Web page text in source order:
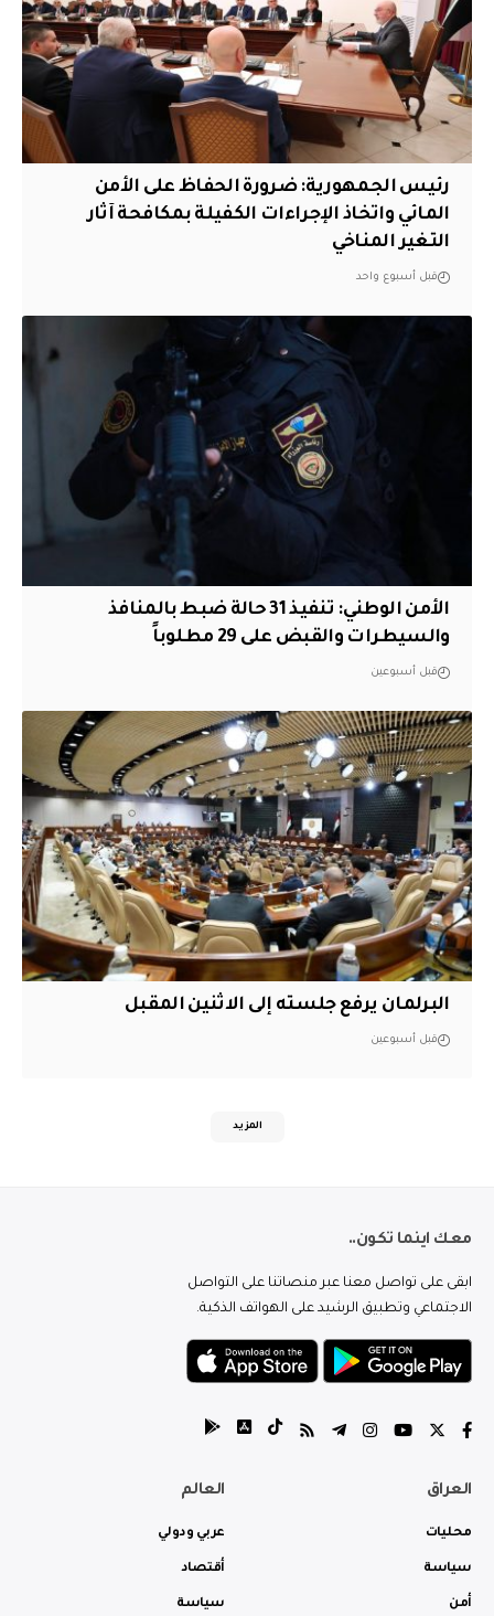
رئيس الجمهورية: ضرورة الحفاظ على الأمن
المائي واتخاذ الإجراءات الكفيلة بمكافحة آثار
التغير المناخي
قبل أسبوع واحد
الأمن الوطني: تنفيذ 31 حالة ضبط بالمنافذ
والسيطرات والقبض على 29 مطلوباً
قبل أسبوعين
البرلمان يرفع جلسته إلى الاثنين المقبل
قبل أسبوعين
المزيد
معك اينما تكون..
ابقى على تواصل معنا عبر منصاتنا على التواصل
الاجتماعي وتطبيق الرشيد على الهواتف الذكية.
العراق
محليات
سياسة
أمن
العالم
عربي ودولي
أقتصاد
سياسة